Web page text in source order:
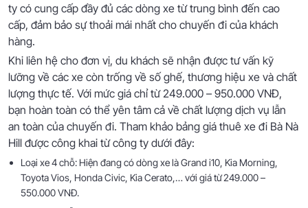
ty có cung cấp đầy đủ các dòng xe từ trung bình đến cao
cấp, đảm bảo sự thoải mái nhất cho chuyến đi của khách
hàng.
Khi liên hệ cho đơn vị, du khách sẽ nhận được tư vấn kỹ
lưỡng về các xe còn trống về số ghế, thương hiệu xe và chất
lượng thực tế. Với mức giá chỉ từ 249.000 – 950.000 VNĐ,
bạn hoàn toàn có thể yên tâm cả về chất lượng dịch vụ lẫn
an toàn của chuyến đi. Tham khảo bảng giá thuê xe đi Bà Nà
Hill được công khai từ công ty dưới đây:
Loại xe 4 chỗ: Hiện đang có dòng xe là Grand i10, Kia Morning,
Toyota Vios, Honda Civic, Kia Cerato,… với giá từ 249.000 –
550.000 VNĐ.